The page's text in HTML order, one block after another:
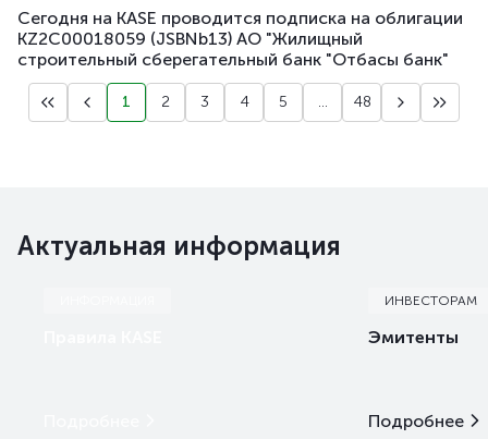
Сегодня на KASE проводится подписка на облигации
KZ2C00018059 (JSBNb13) АО "Жилищный
строительный сберегательный банк "Отбасы банк"
1 2 3 4 5 ... 48
Актуальная информация
ИНВЕСТОРАМ
Эмитенты
Подробнее